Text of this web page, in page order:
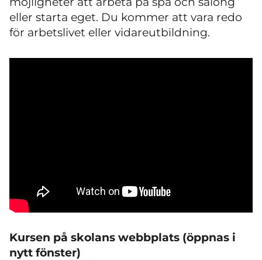
eller starta eget. Du kommer att vara redo
för arbetslivet eller vidareutbildning.
Kursen på skolans webbplats (öppnas i
nytt fönster)